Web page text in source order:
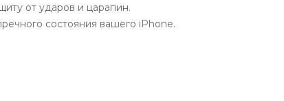
от ударов и царапин.
состояния вашего iPhone.